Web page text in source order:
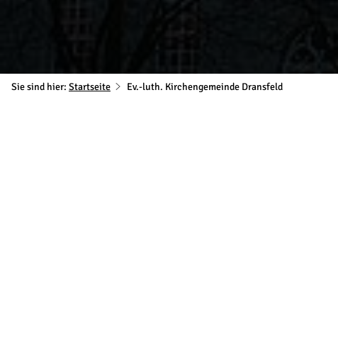
Sie sind hier: Startseite Ev.-luth. Kirchengemeinde Dransfeld